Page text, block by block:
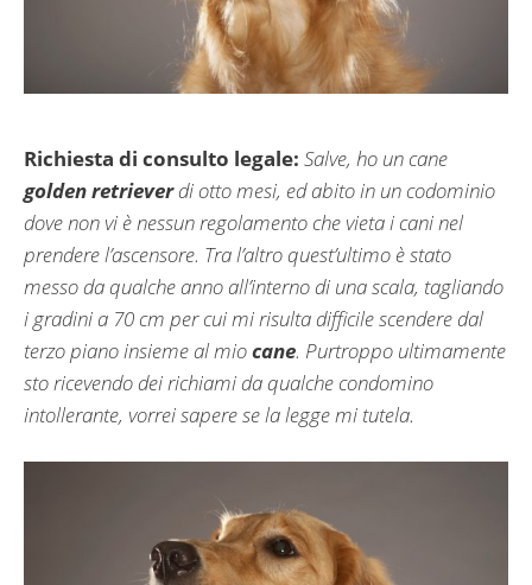
Richiesta di consulto legale: Salve, ho un cane
golden retrieverdi otto mesi, ed abito in un codominio
dove non vi è nessun regolamento che vieta i cani nel
prendere l’ascensore. Tra l’altro quest’ultimo è stato
messo da qualche anno all’interno di una scala, tagliando
i gradini a 70 cm per cui mi risulta difficile scendere dal
terzo piano insieme al miocane. Purtroppo ultimamente
sto ricevendo dei richiami da qualche condomino
intollerante, vorrei sapere se la legge mi tutela.